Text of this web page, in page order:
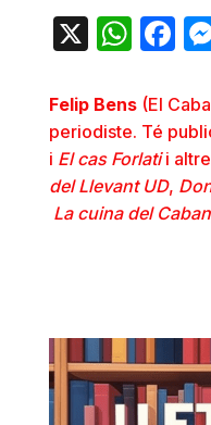
X
Felip Bens (El
periodiste. Té
i El cas Forlatii
del Llevant UD,
La cuina del